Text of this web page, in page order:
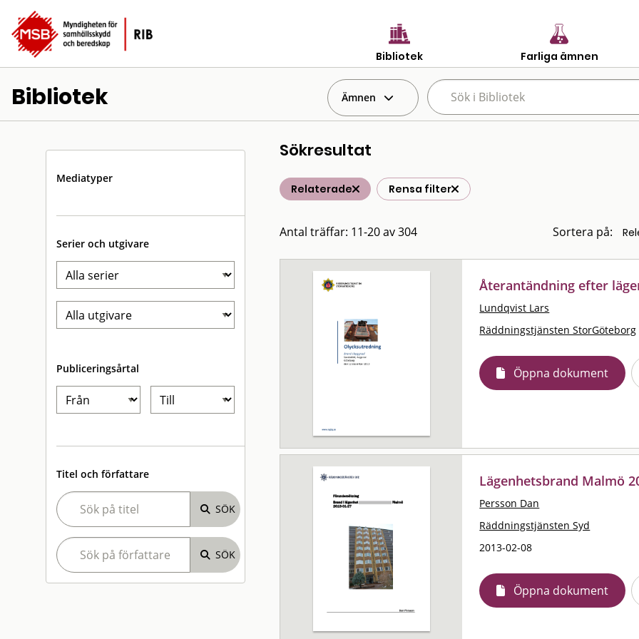
Bibliotek Farliga ämnen
Bibliotek Ämnen
Mediatyper
Serier och utgivare
Publiceringsårtal
Titel och författare
Sökresultat
Relaterade Rensa filter
Antal träffar: 11-20 av 304 Sortera på:
Återantändning efter
Lundqvist Lars
Räddningstjänsten StorGöteborg
Öppna dokument
Lägenhetsbrand Malmö
Persson Dan
Räddningstjänsten Syd
2013-02-08
Öppna dokument